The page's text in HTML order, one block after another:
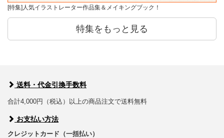
[特集]人気イラストレーター作品集＆メイキングブック！
特集をもっと見る
送料・代金引換手数料
合計4,000円（税込）以上の商品注文で送料無料
お支払い方法
クレジットカード（一括払い）